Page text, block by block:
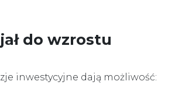
do wzrostu
inwestycyjne dają możliwość: